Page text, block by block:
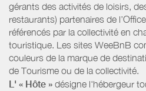
gérants des activités de loisirs,
restaurants) partenaires de
référencés par la collectivité en
touristique. Les sites WeeBnB
couleurs de la marque de
de Tourisme ou de la collectivité.
L' « Hôte » désigne l'hébergeur